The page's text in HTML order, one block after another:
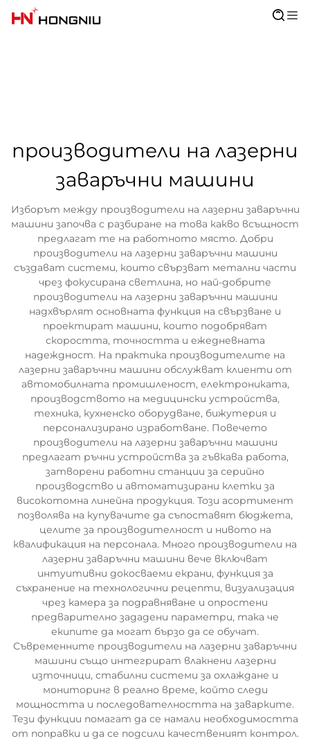
производители на лазерни
заваръчни машини
Изборът между производители на лазерни заваръчни
машини започва с разбиране на това какво всъщност
предлагат те на работното място. Добри
производители на лазерни заваръчни машини
създават системи, които свързват метални части
чрез фокусирана светлина, но най-добрите
производители на лазерни заваръчни машини
надхвърлят основната функция на свързване и
проектират машини, които подобряват
скоростта, точността и ежедневната
надеждност. На практика производителите на
лазерни заваръчни машини обслужват клиенти от
автомобилната промишленост, електрониката,
производството на медицински устройства,
техника, кухненско оборудване, бижутерия и
персонализирано изработване. Повечето
производители на лазерни заваръчни машини
предлагат ръчни устройства за гъвкава работа,
затворени работни станции за серийно
производство и автоматизирани клетки за
високотомна линейна продукция. Този асортимент
позволява на купувачите да съпоставят бюджета,
целите за производителност и нивото на
квалификация на персонала. Много производители на
лазерни заваръчни машини вече включват
интуитивни докосваеми екрани, функция за
съхранение на технологични рецепти, визуализация
чрез камера за подравняване и опростени
предварително зададени параметри, така че
екипите да могат бързо да се обучат.
Съвременните производители на лазерни заваръчни
машини също интегрират влакнени лазерни
източници, стабилни системи за охлаждане и
мониторинг в реално време, който следи
мощността и последователността на заварките.
Тези функции помагат да се намали необходимостта
от поправки и да се подсили качественият контрол.